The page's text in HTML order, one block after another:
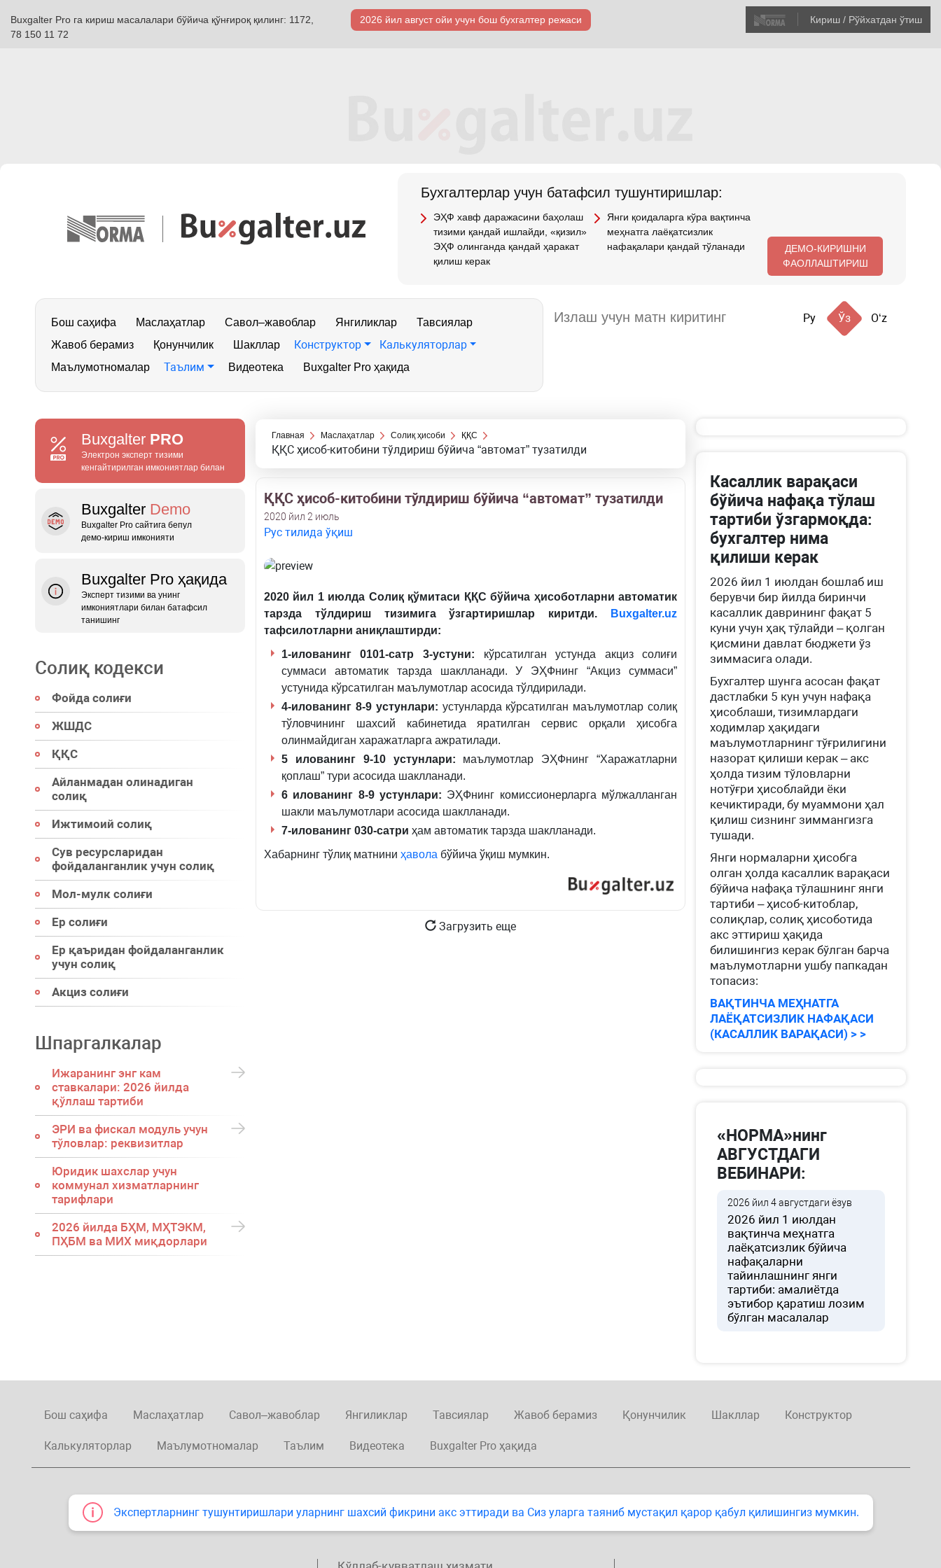
Buxgalter Pro га кириш масалалари бўйича қўнғироқ қилинг: 1172,
78 150 11 72
2026 йил август ойи учун бош бухгалтер режаси Кириш / Рўйхатдан ўтиш
Бухгалтерлар учун батафсил тушунтиришлар:
ЭҲФ хавф даражасини баҳолаш
тизими қандай ишлайди, «қизил»
ЭҲФ олинганда қандай ҳаракат
қилиш керак
Янги қоидаларга кўра вақтинча
меҳнатга лаёқатсизлик
нафақалари қандай тўланади
ДЕМО-КИРИШНИ
ФАОЛЛАШТИРИШ
Бош саҳифа Маслаҳатлар Савол–жавоблар Янгиликлар
Тавсиялар
Жавоб берамиз
Қонунчилик Шакллар Конструктор Калькуляторлар
Маълумотномалар Таълим Видеотека Buxgalter Pro ҳақида
Ру Ўз Oʻz
Buxgalter PRO
Электрон эксперт тизими
кенгайтирилган имкониятлар билан
Buxgalter Demo
Buxgalter Pro сайтига бепул
демо‑кириш имконияти
Buxgalter Pro ҳақида
Эксперт тизими ва унинг
имкониятлари билан батафсил
танишинг
Солиқ кодекси
Фойда солиғи
ЖШДС
ҚҚС
Айланмадан олинадиган
солиқ
Ижтимоий солиқ
Сув ресурсларидан
фойдаланганлик учун солиқ
Мол-мулк солиғи
Ер солиғи
Ер қаъридан фойдаланганлик
учун солиқ
Акциз солиғи
Шпаргалкалар
Ижаранинг энг кам
ставкалари: 2026 йилда
қўллаш тартиби
ЭРИ ва фискал модуль учун
тўловлар: реквизитлар
Юридик шахслар учун
коммунал хизматларнинг
тарифлари
2026 йилда БҲМ, МҲТЭКМ,
ПҲБМ ва МИХ миқдорлари
Главная Маслаҳатлар Солиқ ҳисоби ҚҚС
ҚҚС ҳисоб-китобини тўлдириш бўйича “автомат” тузатилди
ҚҚС ҳисоб-китобини тўлдириш бўйича “автомат” тузатилди
2020 йил 2 июль
Рус тилида ўқиш
2020 йил 1 июлда Солиқ қўмитаси ҚҚС бўйича ҳисоботларни автоматик
тарзда тўлдириш тизимига ўзгартиришлар киритди.
Buxgalter.uz
тафсилотларни аниқлаштирди:
1-илованинг 0101-сатр 3-устуни: кўрсатилган устунда акциз солиғи
суммаси автоматик тарзда шаклланади. У ЭҲФнинг “Акциз суммаси”
устунида кўрсатилган маълумотлар асосида тўлдирилади.
4-илованинг 8-9 устунлари: устунларда кўрсатилган маълумотлар солиқ
тўловчининг шахсий кабинетида яратилган сервис орқали ҳисобга
олинмайдиган харажатларга ажратилади.
5 илованинг 9-10 устунлари: маълумотлар ЭҲФнинг “Харажатларни
қоплаш” тури асосида шаклланади.
6 илованинг 8-9 устунлари: ЭҲФнинг комиссионерларга мўлжалланган
шакли маълумотлари асосида шаклланади.
7-илованинг 030-сатри ҳам автоматик тарзда шаклланади.
Хабарнинг тўлиқ матнини ҳавола бўйича ўқиш мумкин.
Загрузить еще
Касаллик варақаси
бўйича нафақа тўлаш
тартиби ўзгармоқда:
бухгалтер нима
қилиши керак
2026 йил 1 июлдан бошлаб иш
берувчи бир йилда биринчи
касаллик даврининг фақат 5
куни учун ҳақ тўлайди – қолган
қисмини давлат бюджети ўз
зиммасига олади.
Бухгалтер шунга асосан фақат
дастлабки 5 кун учун нафақа
ҳисоблаши, тизимлардаги
ходимлар ҳақидаги
маълумотларнинг тўғрилигини
назорат қилиши керак – акс
ҳолда тизим тўловларни
нотўғри ҳисоблайди ёки
кечиктиради, бу муаммони ҳал
қилиш сизнинг зиммангизга
тушади.
Янги нормаларни ҳисобга
олган ҳолда касаллик варақаси
бўйича нафақа тўлашнинг янги
тартиби – ҳисоб-китоблар,
солиқлар, солиқ ҳисоботида
акс эттириш ҳақида
билишингиз керак бўлган барча
маълумотларни ушбу папкадан
топасиз:
ВАҚТИНЧА МЕҲНАТГА
ЛАЁҚАТСИЗЛИК НАФАҚАСИ
(КАСАЛЛИК ВАРАҚАСИ) > >
«НОРМА»нинг
АВГУСТДАГИ
ВЕБИНАРИ:
2026 йил 4 августдаги ёзув
2026 йил 1 июлдан
вақтинча меҳнатга
лаёқатсизлик бўйича
нафақаларни
тайинлашнинг янги
тартиби: амалиётда
эътибор қаратиш лозим
бўлган масалалар
Бош саҳифа Маслаҳатлар Савол–жавоблар Янгиликлар Тавсиялар Жавоб берамиз Қонунчилик Шакллар Конструктор
Калькуляторлар Маълумотномалар Таълим Видеотека Buxgalter Pro ҳақида
Экспертларнинг тушунтиришлари уларнинг шахсий фикрини акс эттиради ва Сиз уларга таяниб мустақил қарор қабул қилишингиз мумкин.